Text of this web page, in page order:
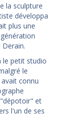
la sculpture
développa
plus une
Derain.
le petit studio
le
connu
et
l'un de ses